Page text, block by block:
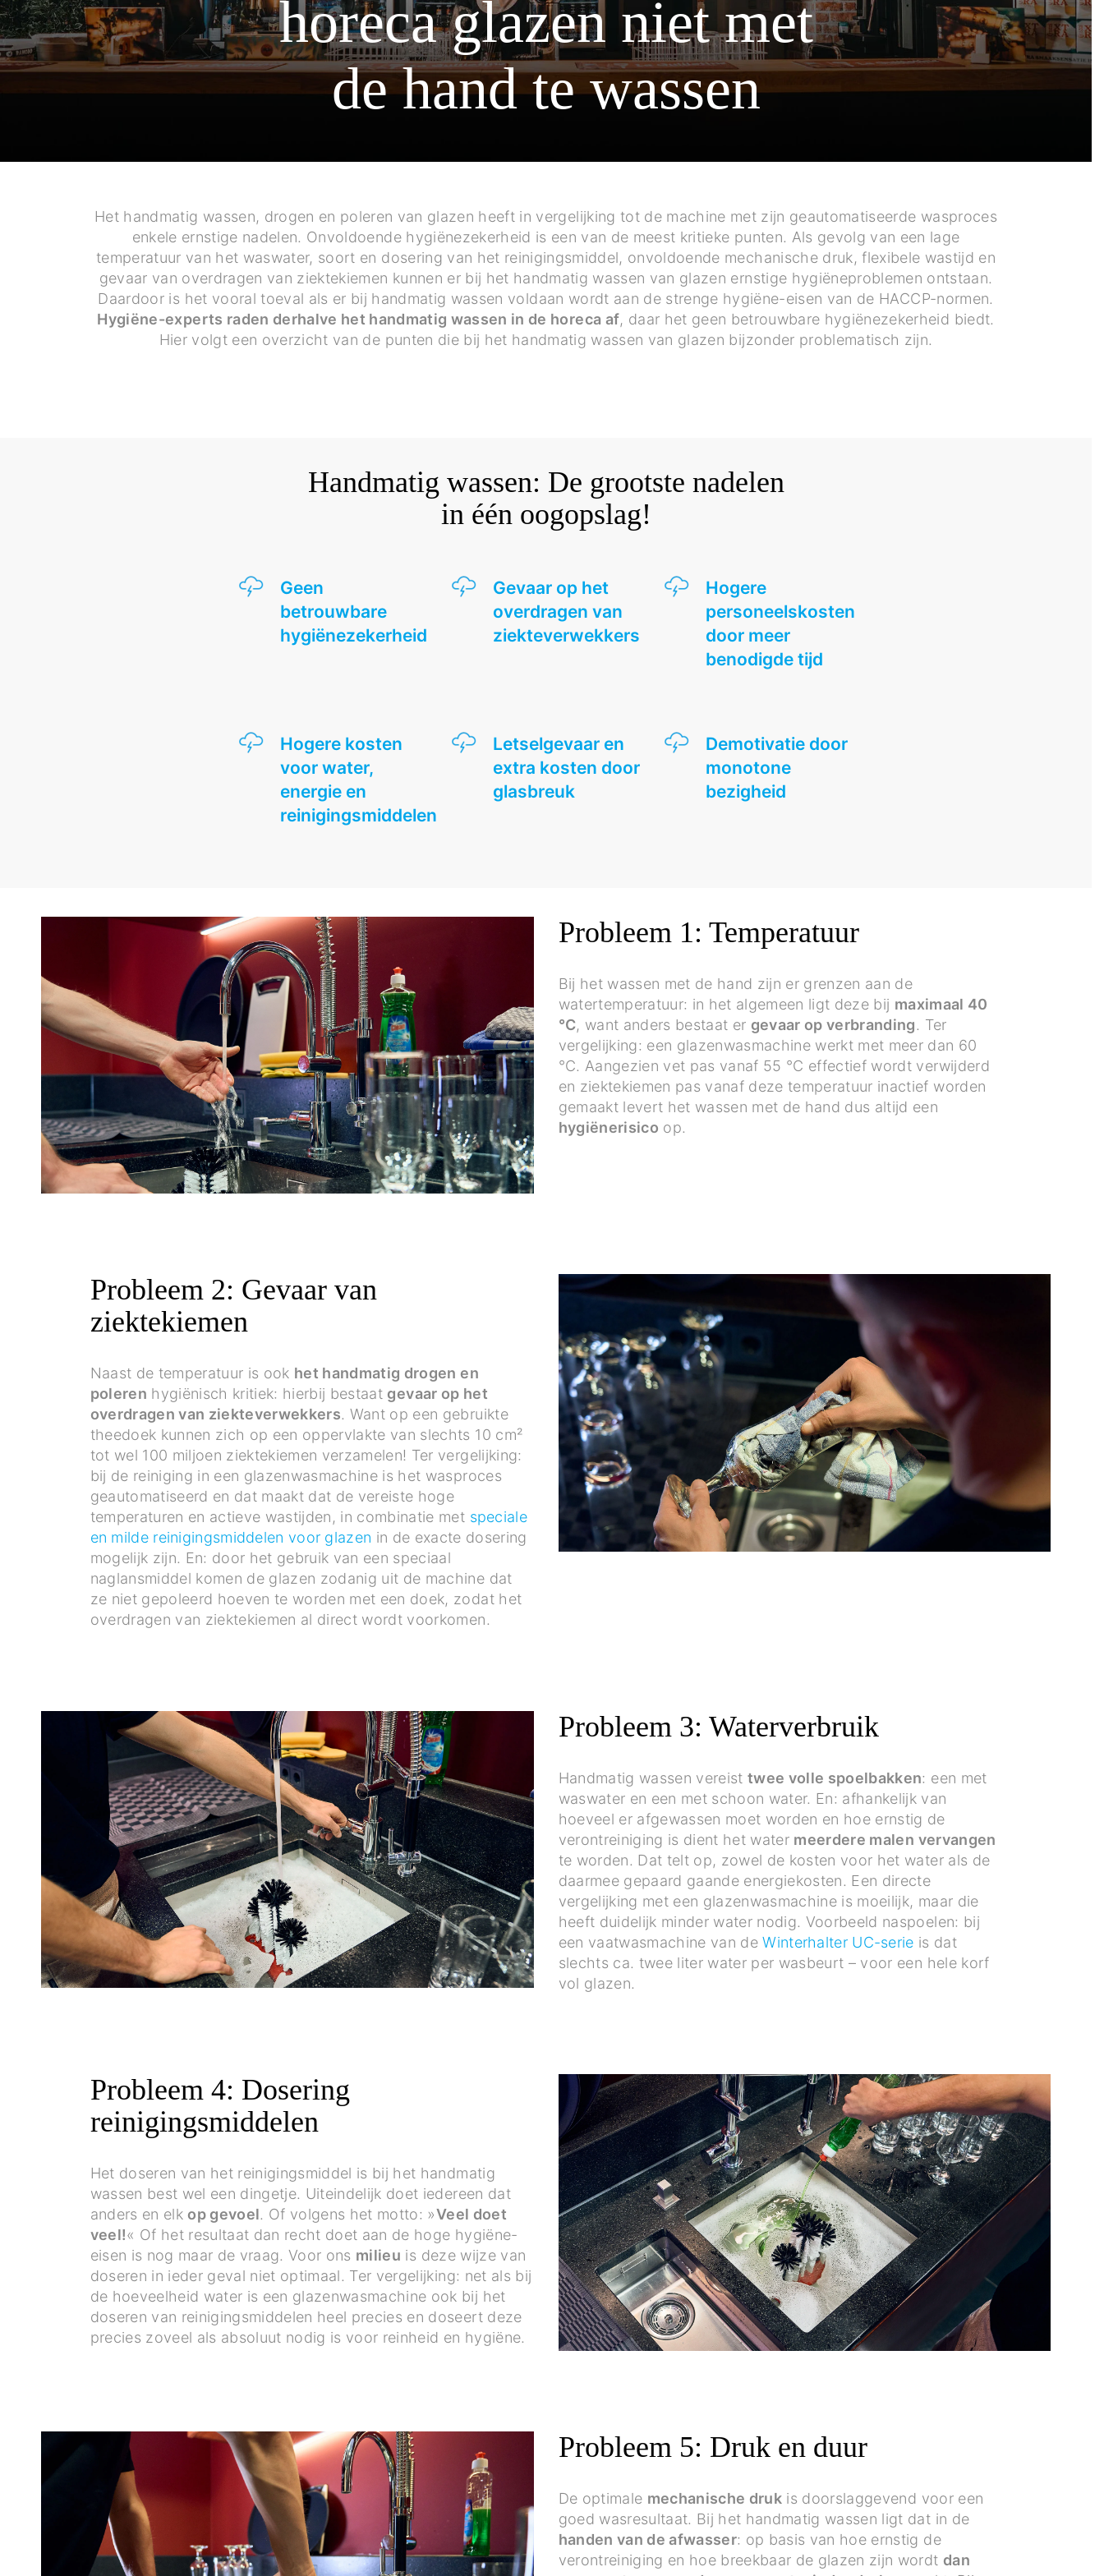
horeca glazen niet met
de hand te wassen
Het handmatig wassen, drogen en poleren van glazen heeft in vergelijking tot de machine met zijn geautomatiseerde wasproces
enkele ernstige nadelen. Onvoldoende hygiënezekerheid is een van de meest kritieke punten. Als gevolg van een lage
temperatuur van het waswater, soort en dosering van het reinigingsmiddel, onvoldoende mechanische druk, flexibele wastijd en
gevaar van overdragen van ziektekiemen kunnen er bij het handmatig wassen van glazen ernstige hygiëneproblemen ontstaan.
Daardoor is het vooral toeval als er bij handmatig wassen voldaan wordt aan de strenge hygiëne-eisen van de HACCP-normen.
Hygiëne-experts raden derhalve het handmatig wassen in de horeca af, daar het geen betrouwbare hygiënezekerheid biedt.
Hier volgt een overzicht van de punten die bij het handmatig wassen van glazen bijzonder problematisch zijn.
Handmatig wassen: De grootste nadelen
in één oogopslag!
Geen
betrouwbare
hygiënezekerheid
Gevaar op het
overdragen van
ziekteverwekkers
Hogere
personeelskosten
door meer
benodigde tijd
Hogere kosten
voor water,
energie en
reinigingsmiddelen
Letselgevaar en
extra kosten door
glasbreuk
Demotivatie door
monotone
bezigheid
Probleem 1: Temperatuur
Bij het wassen met de hand zijn er grenzen aan de
watertemperatuur: in het algemeen ligt deze bij maximaal 40
°C, want anders bestaat er gevaar op verbranding. Ter
vergelijking: een glazenwasmachine werkt met meer dan 60
°C. Aangezien vet pas vanaf 55 °C effectief wordt verwijderd
en ziektekiemen pas vanaf deze temperatuur inactief worden
gemaakt levert het wassen met de hand dus altijd een
hygiënerisico op.
Probleem 2: Gevaar van
ziektekiemen
Naast de temperatuur is ook het handmatig drogen en
poleren hygiënisch kritiek: hierbij bestaat gevaar op het
overdragen van ziekteverwekkers. Want op een gebruikte
theedoek kunnen zich op een oppervlakte van slechts 10 cm²
tot wel 100 miljoen ziektekiemen verzamelen! Ter vergelijking:
bij de reiniging in een glazenwasmachine is het wasproces
geautomatiseerd en dat maakt dat de vereiste hoge
temperaturen en actieve wastijden, in combinatie met speciale
en milde reinigingsmiddelen voor glazen in de exacte dosering
mogelijk zijn. En: door het gebruik van een speciaal
naglansmiddel komen de glazen zodanig uit de machine dat
ze niet gepoleerd hoeven te worden met een doek, zodat het
overdragen van ziektekiemen al direct wordt voorkomen.
Probleem 3: Waterverbruik
Handmatig wassen vereist twee volle spoelbakken: een met
waswater en een met schoon water. En: afhankelijk van
hoeveel er afgewassen moet worden en hoe ernstig de
verontreiniging is dient het water meerdere malen vervangen
te worden. Dat telt op, zowel de kosten voor het water als de
daarmee gepaard gaande energiekosten. Een directe
vergelijking met een glazenwasmachine is moeilijk, maar die
heeft duidelijk minder water nodig. Voorbeeld naspoelen: bij
een vaatwasmachine van deWinterhalter UC-serie is dat
slechts ca. twee liter water per wasbeurt – voor een hele korf
vol glazen.
Probleem 4: Dosering
reinigingsmiddelen
Het doseren van het reinigingsmiddel is bij het handmatig
wassen best wel een dingetje. Uiteindelijk doet iedereen dat
anders en elk op gevoel. Of volgens het motto: »Veel doet
veel!« Of het resultaat dan recht doet aan de hoge hygiëne-
eisen is nog maar de vraag. Voor ons milieu is deze wijze van
doseren in ieder geval niet optimaal. Ter vergelijking: net als bij
de hoeveelheid water is een glazenwasmachine ook bij het
doseren van reinigingsmiddelen heel precies en doseert deze
precies zoveel als absoluut nodig is voor reinheid en hygiëne.
Probleem 5: Druk en duur
De optimale mechanische druk is doorslaggevend voor een
goed wasresultaat. Bij het handmatig wassen ligt dat in de
handen van de afwasser: op basis van hoe ernstig de
verontreiniging en hoe breekbaar de glazen zijn wordt dan